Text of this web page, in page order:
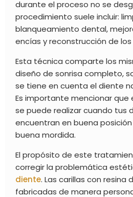
durante el proceso no se
procedimiento suele incluir:
blanqueamiento dental,
encías y reconstrucción de
Esta técnica comparte los
diseño de sonrisa completo,
se tiene en cuenta el diente
Es importante mencionar
se puede realizar cuando tus
encuentran en buena
buena mordida.
El propósito de este
corregir la problemática
diente. Las carillas con
fabricadas de manera